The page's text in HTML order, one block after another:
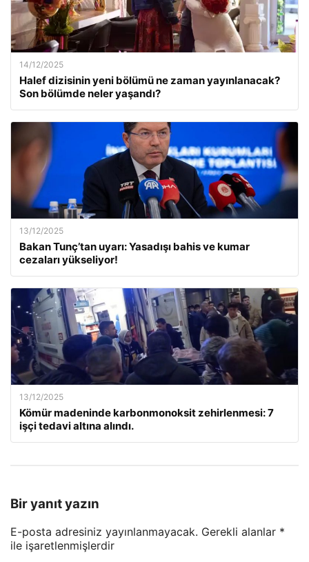
14/12/2025
Halef dizisinin yeni bölümü ne zaman yayınlanacak?
Son bölümde neler yaşandı?
13/12/2025
Bakan Tunç’tan uyarı: Yasadışı bahis ve kumar
cezaları yükseliyor!
13/12/2025
Kömür madeninde karbonmonoksit zehirlenmesi: 7
işçi tedavi altına alındı.
Bir yanıt yazın
E-posta adresiniz yayınlanmayacak. Gerekli alanlar *
ile işaretlenmişlerdir